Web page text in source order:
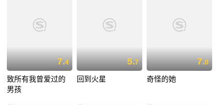
7.4
致所有我曾爱过的
男孩
5.7
回到火星
7.0
奇怪的她